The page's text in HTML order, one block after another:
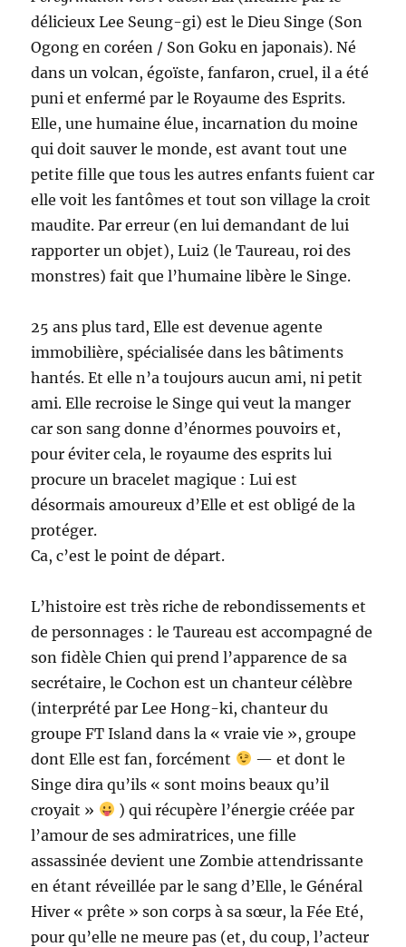
délicieux Lee Seung-gi) est le Dieu Singe (Son
Ogong en coréen / Son Goku en japonais). Né
dans un volcan, égoïste, fanfaron, cruel, il a été
puni et enfermé par le Royaume des Esprits.
Elle, une humaine élue, incarnation du moine
qui doit sauver le monde, est avant tout une
petite fille que tous les autres enfants fuient car
elle voit les fantômes et tout son village la croit
maudite. Par erreur (en lui demandant de lui
rapporter un objet), Lui2 (le Taureau, roi des
monstres) fait que l’humaine libère le Singe.
25 ans plus tard, Elle est devenue agente
immobilière, spécialisée dans les bâtiments
hantés. Et elle n’a toujours aucun ami, ni petit
ami. Elle recroise le Singe qui veut la manger
car son sang donne d’énormes pouvoirs et,
pour éviter cela, le royaume des esprits lui
procure un bracelet magique : Lui est
désormais amoureux d’Elle et est obligé de la
protéger.
Ca, c’est le point de départ.
L’histoire est très riche de rebondissements et
de personnages : le Taureau est accompagné de
son fidèle Chien qui prend l’apparence de sa
secrétaire, le Cochon est un chanteur célèbre
(interprété par Lee Hong-ki, chanteur du
groupe FT Island dans la « vraie vie », groupe
dont Elle est fan, forcément
— et dont le
Singe dira qu’ils « sont moins beaux qu’il
croyait »
) qui récupère l’énergie créée par
l’amour de ses admiratrices, une fille
assassinée devient une Zombie attendrissante
en étant réveillée par le sang d’Elle, le Général
Hiver « prête » son corps à sa sœur, la Fée Eté,
pour qu’elle ne meure pas (et, du coup, l’acteur